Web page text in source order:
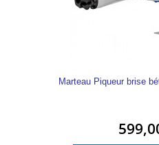
Marteau Piqueur brise